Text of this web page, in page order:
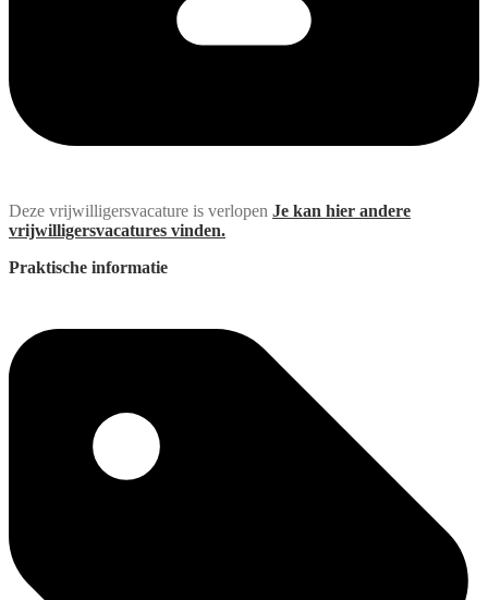
Deze vrijwilligersvacature is verlopen Je kan hier andere
vrijwilligersvacatures vinden.
Praktische informatie